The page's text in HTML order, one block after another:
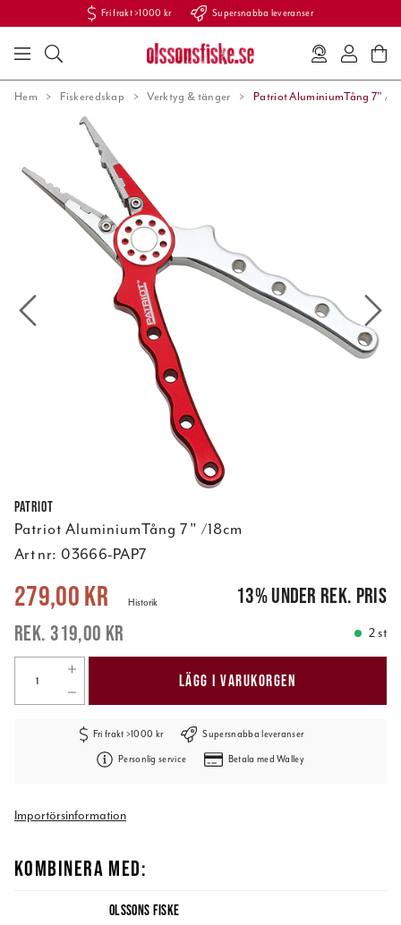
Fri frakt >1000 kr Supersnabba leveranser
Hem Fiskeredskap Verktyg & tänger Patriot AluminiumTång 7" /
Patriot
Patriot AluminiumTång 7" /18cm
Art nr: 03666-PAP7
Nuvarande pris:279,00 kr 319,00 kr
279,00 kr
319,00 kr
Historik 13%under rek. pris
2 st
LÄGG I VARUKORGEN
Fri frakt >1000 kr Supersnabba leveranser
Personlig service Betala med Walley
Importörsinformation
KOMBINERA MED:
OLSSONS FISKE